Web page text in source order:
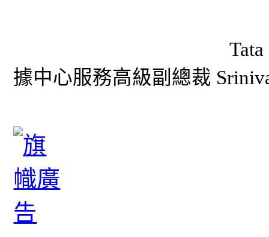
據中心服務高級副總裁